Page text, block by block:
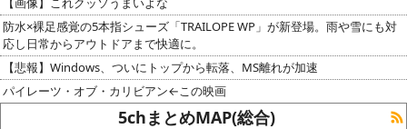
防水×裸足感覚の5本指シューズ「TRAILOPE WP」が新登場。雨や雪にも対
応し日常からアウトドアまで快適に。
【悲報】Windows、ついにトップから転落、MS離れが加速
パイレーツ・オブ・カリビアン←この映画
5chまとめMAP(総合)